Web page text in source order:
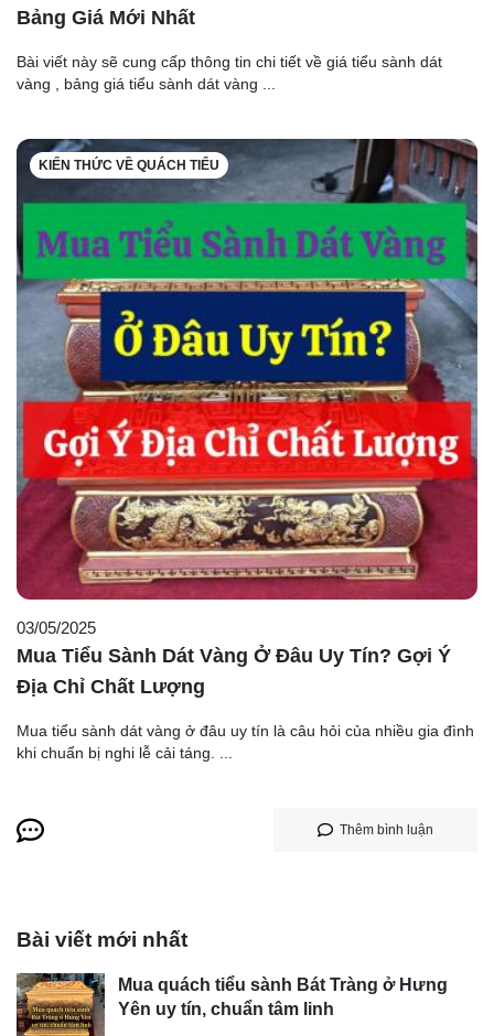
Bảng Giá Mới Nhất
Bài viết này sẽ cung cấp thông tin chi tiết về giá tiểu sành dát
vàng , bảng giá tiểu sành dát vàng ...
KIẾN THỨC VỀ QUÁCH TIỂU
03/05/2025
Mua Tiểu Sành Dát Vàng Ở Đâu Uy Tín? Gợi Ý
Địa Chỉ Chất Lượng
Mua tiểu sành dát vàng ở đâu uy tín là câu hỏi của nhiều gia đình
khi chuẩn bị nghi lễ cải táng. ...
Thêm bình luận
Bài viết mới nhất
Mua quách tiểu sành Bát Tràng ở Hưng
Yên uy tín, chuẩn tâm linh